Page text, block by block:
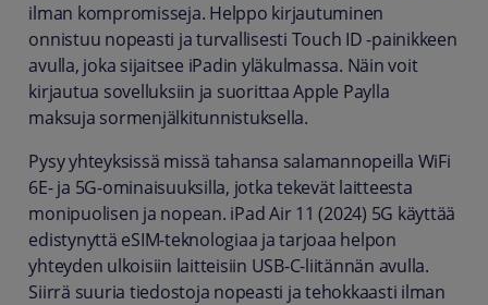
ilman kompromisseja. Helppo kirjautuminen
onnistuu nopeasti ja turvallisesti Touch ID -painikkeen
avulla, joka sijaitsee iPadin yläkulmassa. Näin voit
kirjautua sovelluksiin ja suorittaa Apple Paylla
maksuja sormenjälkitunnistuksella.
Pysy yhteyksissä missä tahansa salamannopeilla WiFi
6E- ja 5G-ominaisuuksilla, jotka tekevät laitteesta
monipuolisen ja nopean. iPad Air 11 (2024) 5G käyttää
edistynyttä eSIM-teknologiaa ja tarjoaa helpon
yhteyden ulkoisiin laitteisiin USB-C-liitännän avulla.
Siirrä suuria tiedostoja nopeasti ja tehokkaasti ilman